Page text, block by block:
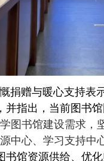
捐赠与暖心支持表
并指出，当前图书馆
图书馆建设需求，
中心、学习支持中
书馆资源供给、优